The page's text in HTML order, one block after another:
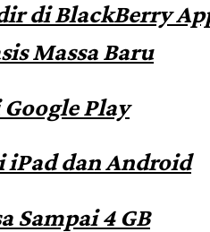
di BlackBerry
Massa Baru
Play
iPad dan Android
Sampai 4 GB